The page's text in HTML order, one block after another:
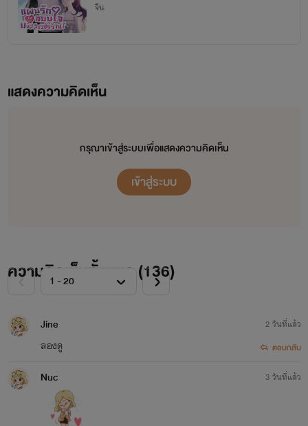
เจ้าของลิขสิทธิ์ต้นฉบับ China Literature
นิยายทุกเรื่องที่อยู่ในโปรเจกต์หอหมื่นอักษรเราเป็นนิยายที่เก๋อเก๋อพยายามพิถีพิถันคัดเลือก
มาอย่างเต็มความสามารถโดยผ่านการเรียบเรียงและกลั่นกรองด้วยความตั้งใจของเหล่านักแปล เพื่อ
จีน
แสดงความคิดเห็น
กรุณาเข้าสู่ระบบเพื่อแสดงความคิดเห็น
เข้าสู่ระบบ
ความคิดเห็นทั้งหมด (136)
Jine
ลองดู
2 วันที่แล้ว
ตอบกลับ
Nuc 3 วันที่แล้ว